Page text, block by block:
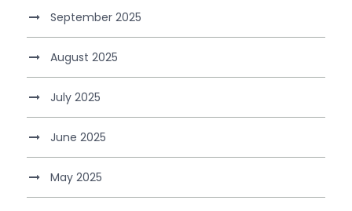
September 2025
August 2025
July 2025
June 2025
May 2025